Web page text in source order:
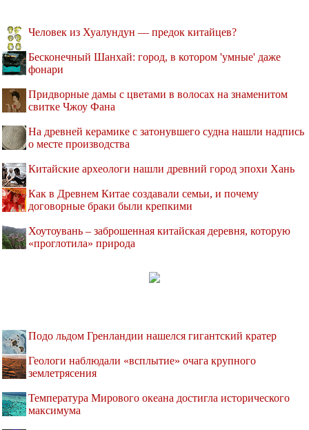
Человек из Хуалундун — предок китайцев?
Бесконечный Шанхай: город, в котором 'умные' даже
фонари
Придворные дамы с цветами в волосах на знаменитом
свитке Чжоу Фана
На древней керамике с затонувшего судна нашли надпись
о месте производства
Китайские археологи нашли древний город эпохи Хань
Как в Древнем Китае создавали семьи, и почему
договорные браки были крепкими
Хоутоувань – заброшенная китайская деревня, которую
«проглотила» природа
Подо льдом Гренландии нашелся гигантский кратер
Геологи наблюдали «всплытие» очага крупного
землетрясения
Температура Мирового океана достигла исторического
максимума